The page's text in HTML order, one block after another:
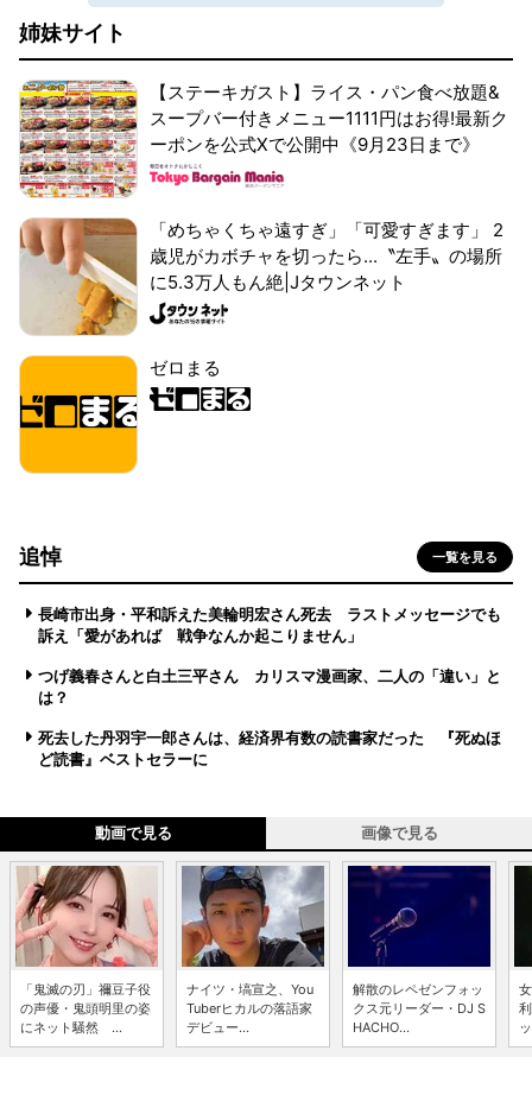
姉妹サイト
【ステーキガスト】ライス・パン食べ放題&
スープバー付きメニュー1111円はお得!最新ク
ーポンを公式Xで公開中《9月23日まで》
「めちゃくちゃ遠すぎ」「可愛すぎます」 2
歳児がカボチャを切ったら...〝左手〟の場所
に5.3万人もん絶|Jタウンネット
ゼロまる
追悼 一覧を見る
長崎市出身・平和訴えた美輪明宏さん死去 ラストメッセージでも
訴え「愛があれば 戦争なんか起こりません」
つげ義春さんと白土三平さん カリスマ漫画家、二人の「違い」と
は？
死去した丹羽宇一郎さんは、経済界有数の読書家だった 『死ぬほ
ど読書』ベストセラーに
動画で見る 画像で見る
「鬼滅の刃」禰豆子役
の声優・鬼頭明里の姿
にネット騒然 ...
ナイツ・塙宣之、You
Tuberヒカルの落語家
デビュー...
解散のレペゼンフォッ
クス元リーダー・DJ S
HACHO...